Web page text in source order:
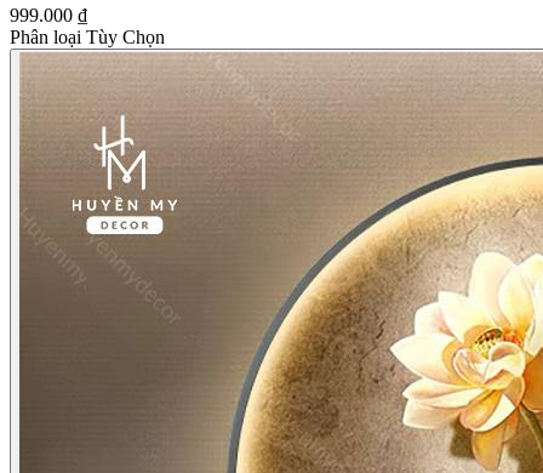
999.000 ₫
Phân loại Tùy Chọn